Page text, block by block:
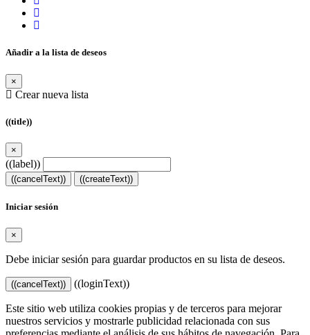
Añadir a la lista de deseos
×
Crear nueva lista
((title))
×
((label))
((cancelText)) ((createText))
Iniciar sesión
×
Debe iniciar sesión para guardar productos en su lista de deseos.
((cancelText)) ((loginText))
Este sitio web utiliza cookies propias y de terceros para mejorar
nuestros servicios y mostrarle publicidad relacionada con sus